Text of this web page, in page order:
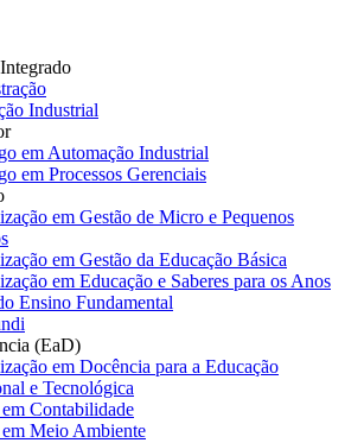
Industrial
em Automação Industrial
em Processos Gerenciais
em Gestão de Micro e Pequenos
em Gestão da Educação Básica
em Educação e Saberes para os Anos
Ensino Fundamental
(EaD)
em Docência para a Educação
e Tecnológica
Contabilidade
Meio Ambiente